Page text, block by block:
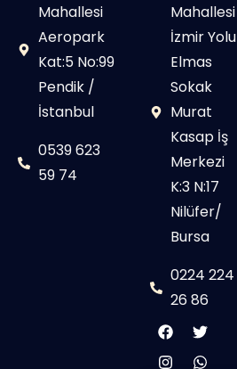
Mahallesi
Aeropark
Kat:5 No:99
Pendik /
İstanbul
0539 623
59 74
Mahallesi
İzmir Yolu
Elmas
Sokak
Murat
Kasap İş
Merkezi
K:3 N:17
Nilüfer/
Bursa
0224 224
26 86